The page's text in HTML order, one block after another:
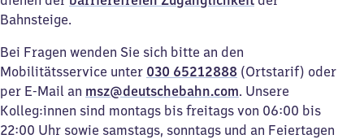
Bahnsteige.
Bei Fragen wenden Sie sich bitte an den
Mobilitätsservice unter 030 65212888 (Ortstarif) oder
per E-Mail an msz@deutschebahn.com. Unsere
Kolleg:innen sind montags bis freitags von 06:00 bis
22:00 Uhr sowie samstags, sonntags und an Feiertagen